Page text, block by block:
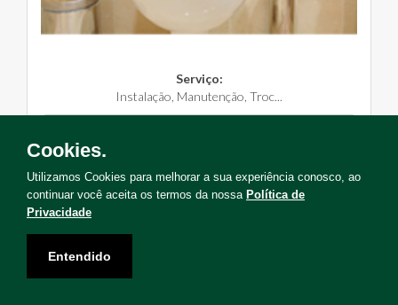
Serviço:
Instalação, Manutenção, Troc...
Solicite uma visita para levantamento de serviços!
Cookies.
Utilizamos Cookies para melhorar a sua experiência conosco, ao
continuar você aceita os termos da nossa Política de
Privacidade
Entendido